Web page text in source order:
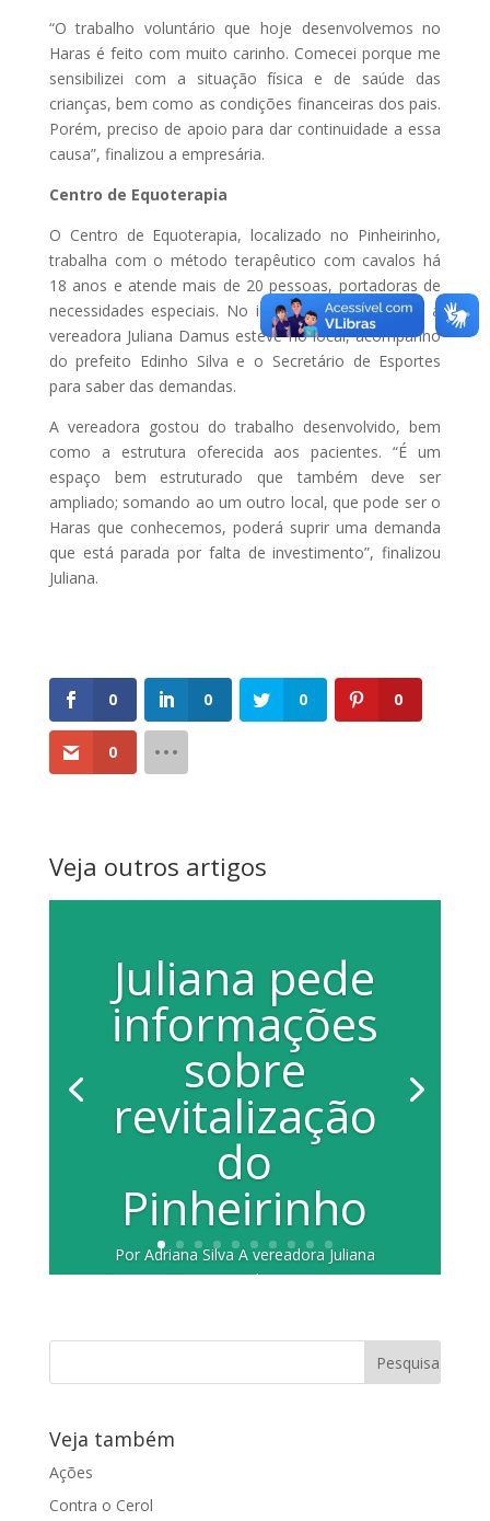
“O trabalho voluntário que hoje desenvolvemos no
Haras é feito com muito carinho. Comecei porque me
sensibilizei com a situação física e de saúde das
crianças, bem como as condições financeiras dos pais.
Porém, preciso de apoio para dar continuidade a essa
causa”, finalizou a empresária.
Centro de Equoterapia
O Centro de Equoterapia, localizado no Pinheirinho,
trabalha com o método terapêutico com cavalos há
18 anos e atende mais de 20 pessoas, portadoras de
necessidades especiais. No início deste ano (2017) a
vereadora Juliana Damus esteve no local, acompanho
do prefeito Edinho Silva e o Secretário de Esportes
para saber das demandas.
A vereadora gostou do trabalho desenvolvido, bem
como a estrutura oferecida aos pacientes. “É um
espaço bem estruturado que também deve ser
ampliado; somando ao um outro local, que pode ser o
Haras que conhecemos, poderá suprir uma demanda
que está parada por falta de investimento”, finalizou
Juliana.
0 0 0 0
0
Veja outros artigos
Juliana pede
informações
sobre
revitalização
do
Pinheirinho
Por Adriana Silva A vereadora Juliana
Damus (PP) encaminhou requerimento
Veja também
Ações
Contra o Cerol